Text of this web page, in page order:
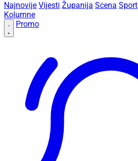
Najnovije Vijesti Županija Scena Sport
Kolumne
Promo